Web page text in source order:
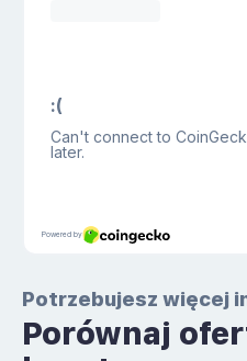
Potrzebujesz więcej
Porównaj